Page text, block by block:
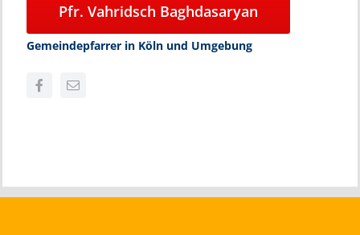
Pfr. Vahridsch Baghdasaryan
Gemeindepfarrer in Köln und Umgebung